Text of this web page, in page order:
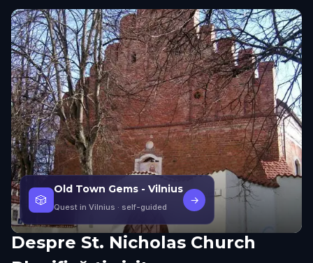
🎲
Old Town Gems - Vilnius
Quest in Vilnius · self-guided
→
Despre St. Nicholas Church